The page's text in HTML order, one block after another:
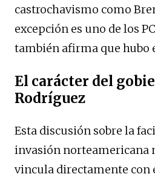
castrochavismo como
excepción es uno de los
también afirma que hubo
El carácter del
Rodríguez
Esta discusión sobre la
invasión norteamericana
vincula directamente con